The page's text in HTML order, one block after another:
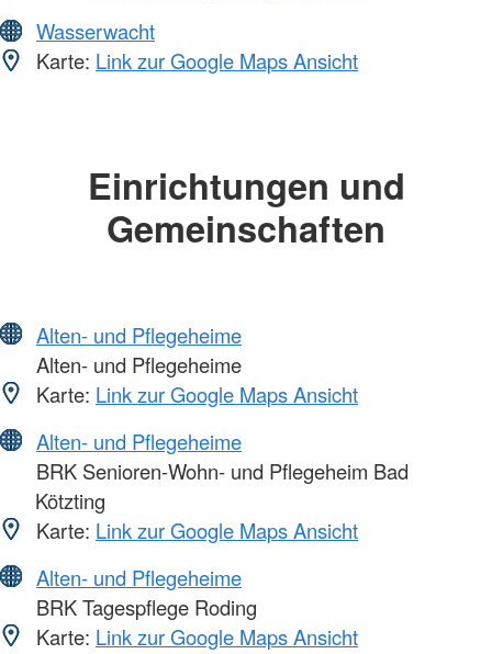
Wasserwacht
Karte: Link zur Google Maps Ansicht
Einrichtungen und
Gemeinschaften
Alten- und Pflegeheime
Alten- und Pflegeheime
Karte: Link zur Google Maps Ansicht
Alten- und Pflegeheime
BRK Senioren-Wohn- und Pflegeheim Bad
Kötzting
Karte: Link zur Google Maps Ansicht
Alten- und Pflegeheime
BRK Tagespflege Roding
Karte: Link zur Google Maps Ansicht